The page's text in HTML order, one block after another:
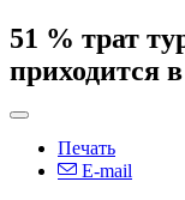
51 % трат
приходится
Печать
E-mail